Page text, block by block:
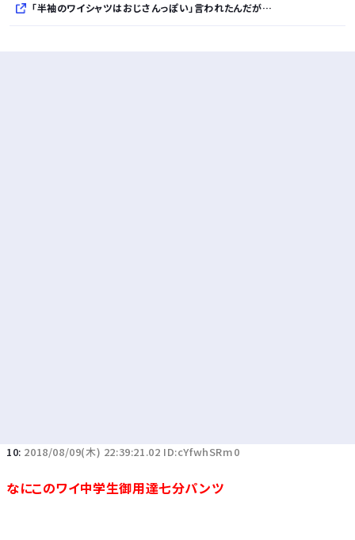
「半袖のワイシャツはおじさんっぽい」言われたんだが…
10: 2018/08/09(木) 22:39:21.02 ID:cYfwhSRm0
なにこのワイ中学生御用達七分パンツ